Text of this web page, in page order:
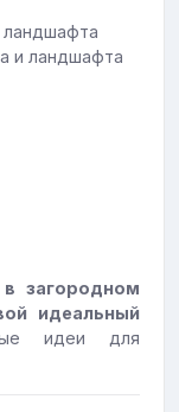
и ландшафта
загородном
идеальный
идеи для